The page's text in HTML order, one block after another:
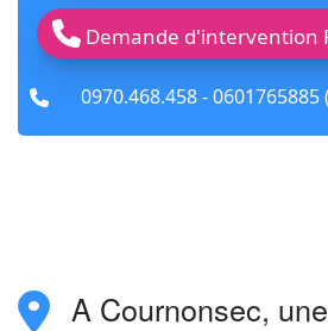
Demande d'intervention
fas
0970.468.458 -
fasA Cournonsec,